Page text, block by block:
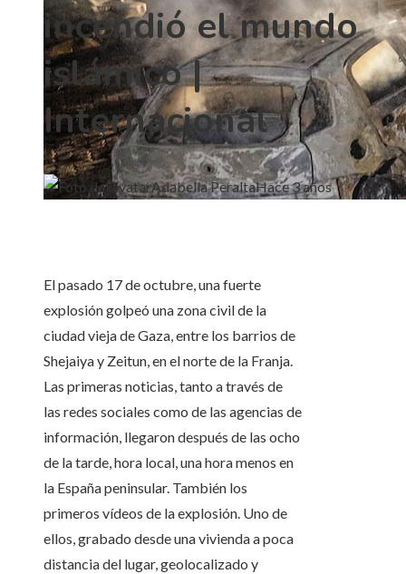
incendió el mundo
islámico |
Internacional
Adabella PeraltaHace 3 años
El pasado 17 de octubre, una fuerte
explosión golpeó una zona civil de la
ciudad vieja de Gaza, entre los barrios de
Shejaiya y Zeitun, en el norte de la Franja.
Las primeras noticias, tanto a través de
las redes sociales como de las agencias de
información, llegaron después de las ocho
de la tarde, hora local, una hora menos en
la España peninsular. También los
primeros vídeos de la explosión. Uno de
ellos, grabado desde una vivienda a poca
distancia del lugar, geolocalizado y